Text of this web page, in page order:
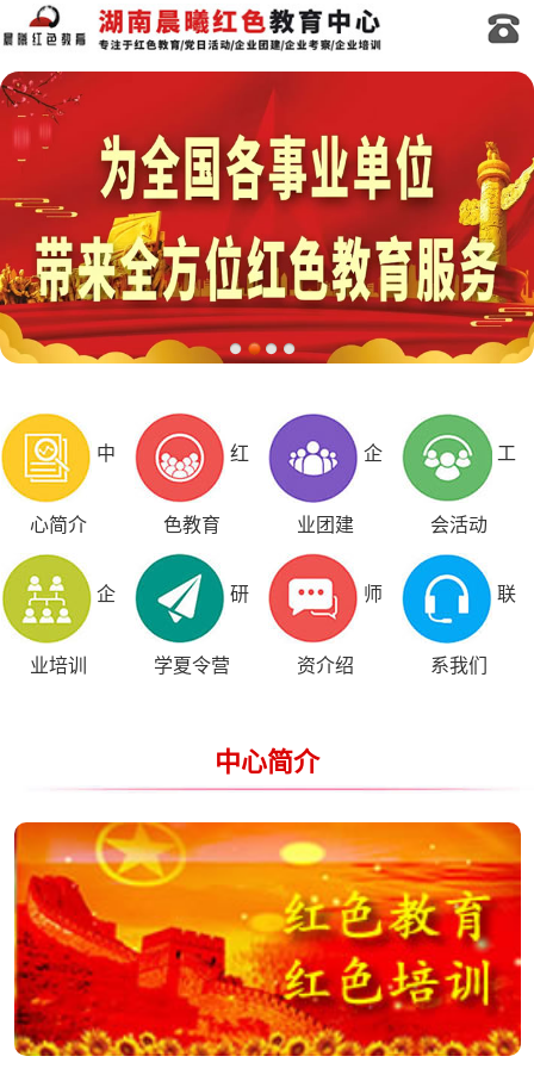
中
心简介
红
色教育
企
业团建
工
会活动
企
业培训
研
学夏令营
师
资介绍
联
系我们
中心简介